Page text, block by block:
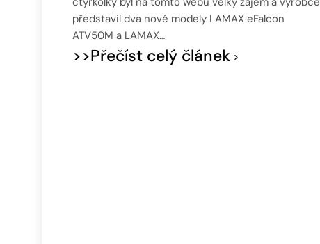
představil dva nové modely LAMAX eFalcon
ATV50M a LAMAX…
>>Přečíst celý článek